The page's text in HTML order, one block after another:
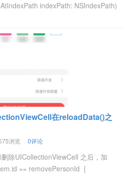
indexPath: NSIndexPath)
在reloadData()之
浏览 0评论
除UICollectionViewCell 之后，加
== removePersonId {